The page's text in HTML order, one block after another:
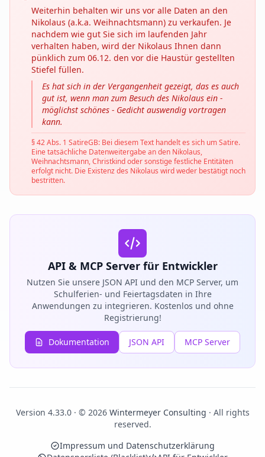
Weiterhin behalten wir uns vor alle Daten an den
Nikolaus (a.k.a. Weihnachtsmann) zu verkaufen. Je
nachdem wie gut Sie sich im laufenden Jahr
verhalten haben, wird der Nikolaus Ihnen dann
pünklich zum 06.12. den vor die Haustür gestellten
Stiefel füllen.
Es hat sich in der Vergangenheit gezeigt, das es auch
gut ist, wenn man zum Besuch des Nikolaus ein -
möglichst schönes - Gedicht auswendig vortragen
kann.
§ 42 Abs. 1 SatireGB: Bei diesem Text handelt es sich um Satire.
Eine tatsächliche Datenweitergabe an den Nikolaus,
Weihnachtsmann, Christkind oder sonstige festliche Entitäten
erfolgt nicht. Die Existenz des Nikolaus wird weder bestätigt noch
bestritten.
API & MCP Server für Entwickler
Nutzen Sie unsere JSON API und den MCP Server, um
Schulferien- und Feiertagsdaten in Ihre
Anwendungen zu integrieren. Kostenlos und ohne
Registrierung!
Dokumentation JSON API MCP Server
Version 4.33.0 · © 2026 Wintermeyer Consulting · All rights
reserved.
Impressum und Datenschutzerklärung